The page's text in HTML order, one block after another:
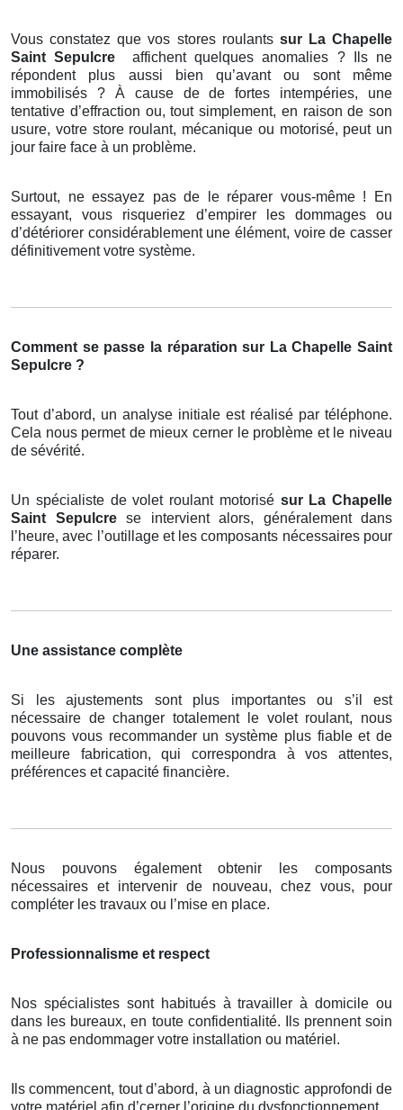
Vous constatez que vos stores roulants sur La Chapelle
Saint Sepulcre
affichent quelques anomalies ? Ils ne
répondent plus aussi bien qu’avant ou sont même
immobilisés ? À cause de de fortes intempéries, une
tentative d’effraction ou, tout simplement, en raison de son
usure, votre store roulant, mécanique ou motorisé, peut un
jour faire face à un problème.
Surtout, ne essayez pas de le réparer vous-même ! En
essayant, vous risqueriez d’empirer les dommages ou
d’détériorer considérablement une élément, voire de casser
définitivement votre système.
Comment se passe la réparation sur La Chapelle Saint
Sepulcre ?
Tout d’abord, un analyse initiale est réalisé par téléphone.
Cela nous permet de mieux cerner le problème et le niveau
de sévérité.
Un spécialiste de volet roulant motorisé sur La Chapelle
Saint Sepulcre se intervient alors, généralement dans
l’heure, avec l’outillage et les composants nécessaires pour
réparer.
Une assistance complète
Si les ajustements sont plus importantes ou s’il est
nécessaire de changer totalement le volet roulant, nous
pouvons vous recommander un système plus fiable et de
meilleure fabrication, qui correspondra à vos attentes,
préférences et capacité financière.
Nous pouvons également obtenir les composants
nécessaires et intervenir de nouveau, chez vous, pour
compléter les travaux ou l’mise en place.
Professionnalisme et respect
Nos spécialistes sont habitués à travailler à domicile ou
dans les bureaux, en toute confidentialité. Ils prennent soin
à ne pas endommager votre installation ou matériel.
Ils commencent, tout d’abord, à un diagnostic approfondi de